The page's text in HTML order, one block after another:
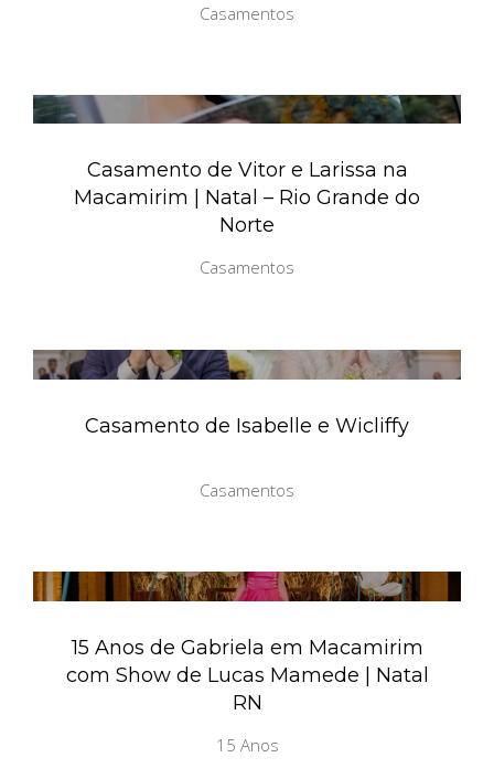
Casamentos
Casamento de Vitor e Larissa na
Macamirim | Natal – Rio Grande do
Norte
Casamentos
Casamento de Isabelle e Wicliffy
Casamentos
15 Anos de Gabriela em Macamirim
com Show de Lucas Mamede | Natal
RN
15 Anos